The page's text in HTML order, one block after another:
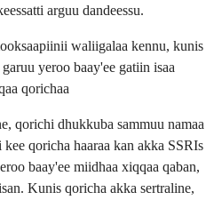
arguu dandeessu.
waliigalaa kennu, kunis
yeroo baay'ee gatiin isaa
qorichaa
qorichi dhukkuba sammuu namaa
qoricha haaraa kan akka SSRIs
baay'ee miidhaa xiqqaa qaban,
Kunis qoricha akka sertraline,